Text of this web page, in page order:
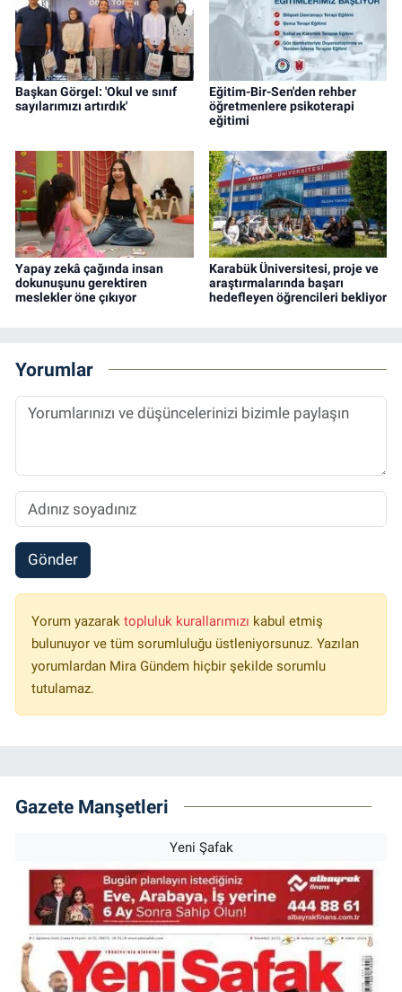
Başkan Görgel: 'Okul ve sınıf
sayılarımızı artırdık'
Eğitim-Bir-Sen'den rehber
öğretmenlere psikoterapi
eğitimi
Yapay zekâ çağında insan
dokunuşunu gerektiren
meslekler öne çıkıyor
Karabük Üniversitesi, proje ve
araştırmalarında başarı
hedefleyen öğrencileri bekliyor
Yorumlar
Gönder
Yorum yazarak topluluk kurallarımızı kabul etmiş
bulunuyor ve tüm sorumluluğu üstleniyorsunuz. Yazılan
yorumlardan Mira Gündem hiçbir şekilde sorumlu
tutulamaz.
Gazete Manşetleri
Yeni Şafak